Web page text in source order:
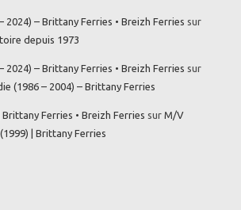
2024) – Brittany Ferries • Breizh Ferries sur
depuis 1973
2024) – Brittany Ferries • Breizh Ferries sur
(1986 – 2004) – Brittany Ferries
Brittany Ferries • Breizh Ferries surM/V
| Brittany Ferries